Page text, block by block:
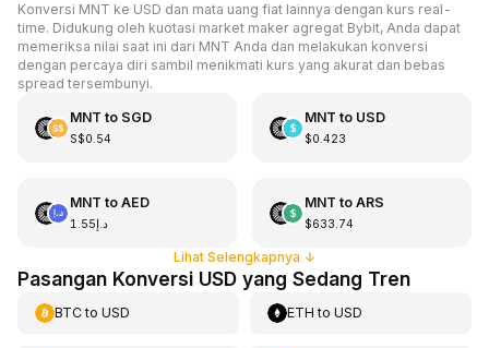
Konversi MNT ke USD dan mata uang fiat lainnya dengan kurs real-
time. Didukung oleh kuotasi market maker agregat Bybit, Anda dapat
memeriksa nilai saat ini dari MNT Anda dan melakukan konversi
dengan percaya diri sambil menikmati kurs yang akurat dan bebas
spread tersembunyi.
MNT to SGD
S$0.54
MNT to USD
$0.423
MNT to AED
د.إ1.55
MNT to ARS
$633.74
Lihat Selengkapnya ↓
Pasangan Konversi USD yang Sedang Tren
BTCto USD ETH toUSD